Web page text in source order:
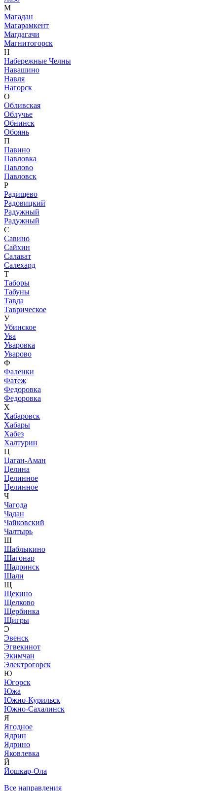
М
Магадан
Магарамкент
Магдагачи
Магнитогорск
Н
Набережные Челны
Навашино
Навля
Нагорск
О
Обливская
Облучье
Обнинск
Обоянь
П
Павино
Павловка
Павлово
Павловск
Р
Радищево
Радовицкий
Радужный
Радужный
С
Савино
Сайхин
Салават
Салехард
Т
Таборы
Табуны
Тавда
Таврическое
У
Убинское
Ува
Уваровка
Уварово
Ф
Фаленки
Фатеж
Федоровка
Федоровка
Х
Хабаровск
Хабары
Хабез
Халтурин
Ц
Цаган-Аман
Целина
Целинное
Целинное
Ч
Чагода
Чадан
Чайковский
Чалтырь
Ш
Шаблыкино
Шагонар
Шадринск
Шали
Щ
Щекино
Щелково
Щербинка
Щигры
Э
Эвенск
Эгвекинот
Экимчан
Электрогорск
Ю
Югорск
Южа
Южно-Курильск
Южно-Сахалинск
Я
Ягодное
Ядрин
Ядрино
Яковлевка
Й
Йошкар-Ола
Все направления